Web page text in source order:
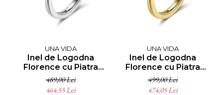
UNA VIDA
Inel de Logodna
Florence cu Piatra
Moissanite 2 ct, Argint
925
489,00 Lei
464,55 Lei
UNA VIDA
Inel de Logodna
Florence cu Piatra
Moissanite 2 ct, Argint
925
499,00 Lei
474,05 Lei